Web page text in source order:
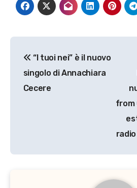
articoli
“I tuoi nei” è il nuovo
singolo di Annachiara
Cecere
from
radio